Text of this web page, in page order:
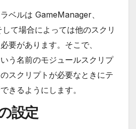
ベルは GameManager、
て場合によっては他のスクリ
要があります。そこで、
う名前のモジュールスクリプ
スクリプトが必要なときにテ
きるようにします。
設定